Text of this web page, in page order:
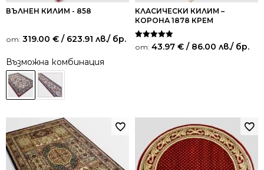
ВЪЛНЕН КИЛИМ - 858
от: 319.00 € / 623.91 лв./ бр.
Възможна комбинация
КЛАСИЧЕСКИ КИЛИМ –
КОРОНА 1878 КРЕМ
Оценено на
5.00
от: 43.97 € / 86.00 лв./ бр.